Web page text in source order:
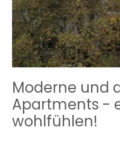
Moderne und
Apartments -
wohlfühlen!